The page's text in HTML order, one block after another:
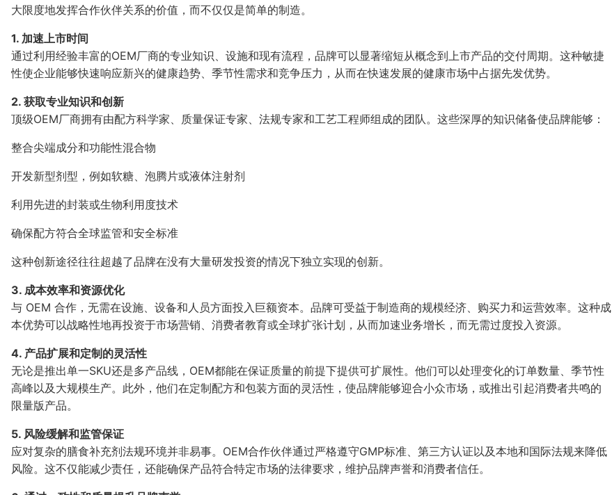
大限度地发挥合作伙伴关系的价值，而不仅仅是简单的制造。
1. 加速上市时间
通过利用经验丰富的OEM厂商的专业知识、设施和现有流程，品牌可以显著缩短从概念到上市产品的交付周期。这种敏捷
性使企业能够快速响应新兴的健康趋势、季节性需求和竞争压力，从而在快速发展的健康市场中占据先发优势。
2. 获取专业知识和创新
顶级OEM厂商拥有由配方科学家、质量保证专家、法规专家和工艺工程师组成的团队。这些深厚的知识储备使品牌能够：
整合尖端成分和功能性混合物
开发新型剂型，例如软糖、泡腾片或液体注射剂
利用先进的封装或生物利用度技术
确保配方符合全球监管和安全标准
这种创新途径往往超越了品牌在没有大量研发投资的情况下独立实现的创新。
3. 成本效率和资源优化
与 OEM 合作，无需在设施、设备和人员方面投入巨额资本。品牌可受益于制造商的规模经济、购买力和运营效率。这种成
本优势可以战略性地再投资于市场营销、消费者教育或全球扩张计划，从而加速业务增长，而无需过度投入资源。
4. 产品扩展和定制的灵活性
无论是推出单一SKU还是多产品线，OEM都能在保证质量的前提下提供可扩展性。他们可以处理变化的订单数量、季节性
高峰以及大规模生产。此外，他们在定制配方和包装方面的灵活性，使品牌能够迎合小众市场，或推出引起消费者共鸣的
限量版产品。
5. 风险缓解和监管保证
应对复杂的膳食补充剂法规环境并非易事。OEM合作伙伴通过严格遵守GMP标准、第三方认证以及本地和国际法规来降低
风险。这不仅能减少责任，还能确保产品符合特定市场的法律要求，维护品牌声誉和消费者信任。